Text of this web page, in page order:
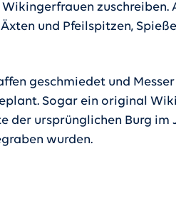
zuschreiben.
und Pfeilspitzen,
geschmiedet und
Sogar ein original
der ursprünglichen Burg im
wurden.